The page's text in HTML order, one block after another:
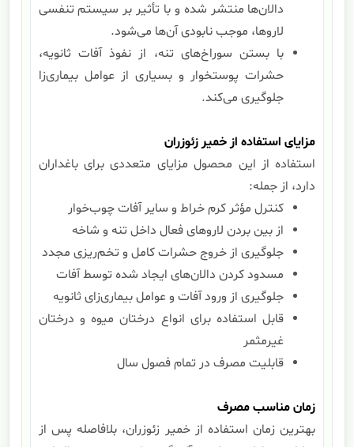
دالان‌ها منتشر شده و با تأثیر بر سیستم تنفسی
لاروها، موجب نابودی آن‌ها می‌شود.
با بستن سوراخ‌های تنه، از نفوذ آفات ثانویه،
حشرات پوستخوار و بسیاری از عوامل بیماری‌زا
جلوگیری می‌کند.
مزایای استفاده از خمیر زئوزران
استفاده از این محصول مزایای متعددی برای باغداران
دارد، از جمله:
کنترل مؤثر کرم خراط و سایر آفات چوب‌خوار
از بین بردن لاروهای فعال داخل تنه و شاخه
جلوگیری از خروج حشرات کامل و تخم‌ریزی مجدد
مسدود کردن دالان‌های ایجاد شده توسط آفات
جلوگیری از ورود آفات و عوامل بیماری‌زای ثانویه
قابل استفاده برای انواع درختان میوه و درختان
غیرمثمر
قابلیت مصرف در تمام فصول سال
زمان مناسب مصرف
بهترین زمان استفاده از خمیر زئوزران، بلافاصله پس از